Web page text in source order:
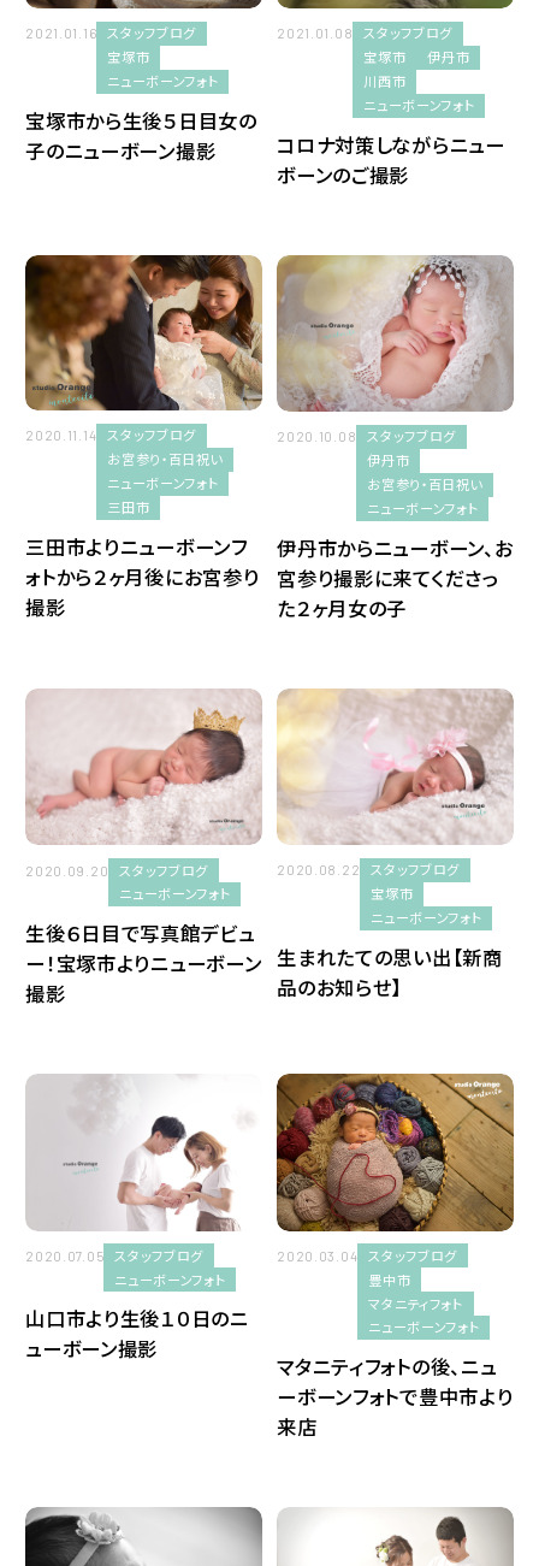
川西市
七五三
バースデーフォト
家族写真
宝塚市
伊丹市
豊中市
マタニティフォト
お宮参り・百日祝い
中山寺
売布神社
ニューボーンフォト
多田神社
神社・お寺の紹介
池田市
ペットフォト
成人式
2021
2019
2018
2017
2021.01.16
スタッフブログ
宝塚市
ニューボーンフォト
宝塚市から生後５日目女の
子のニューボーン撮影
2021.01.08
スタッフブログ
宝塚市
伊丹市
川西市
ニューボーンフォト
コロナ対策しながらニュー
ボーンのご撮影
2020.11.14
スタッフブログ
お宮参り・百日祝い
ニューボーンフォト
三田市
三田市よりニューボーンフ
ォトから２ヶ月後にお宮参り
撮影
2020.10.08
スタッフブログ
伊丹市
お宮参り・百日祝い
ニューボーンフォト
伊丹市からニューボーン、お
宮参り撮影に来てくださっ
た２ヶ月女の子
2020.09.20
スタッフブログ
ニューボーンフォト
生後６日目で写真館デビュ
ー！宝塚市よりニューボーン
撮影
2020.08.22
スタッフブログ
宝塚市
ニューボーンフォト
生まれたての思い出【新商
品のお知らせ】
2020.07.05
スタッフブログ
ニューボーンフォト
山口市より生後１０日のニ
ューボーン撮影
2020.03.04
スタッフブログ
豊中市
マタニティフォト
ニューボーンフォト
マタニティフォトの後、ニュ
ーボーンフォトで豊中市より
来店